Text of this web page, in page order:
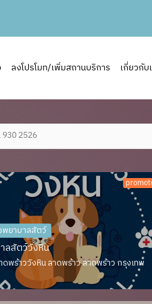
ลงโปรโมท/เพิ่มสถานบริการ เกี่ยวกับ
930 2526
พยาบาลสัตว์
ลสัตว์วังหิน
ดพร้าววังหิน ลาดพร้าว ลาดพร้าว กรุงเทพ